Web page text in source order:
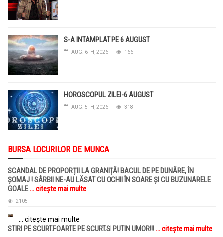
S-A INTAMPLAT PE 6 AUGUST
AUG. 6TH, 2026 166
HOROSCOPUL ZILEI-6 AUGUST
AUG. 5TH, 2026 318
BURSA LOCURILOR DE MUNCA
SCANDAL DE PROPORȚII LA GRANIȚĂ! BACUL DE PE DUNĂRE, ÎN
ȘOMAJ ! SÂRBII NE-AU LĂSAT CU OCHII ÎN SOARE ȘI CU BUZUNARELE
GOALE... citește mai multe
2105
... citește mai multe
STIRI PE SCURT.FOARTE PE SCURT.SI PUTIN UMOR!!!... citește mai multe